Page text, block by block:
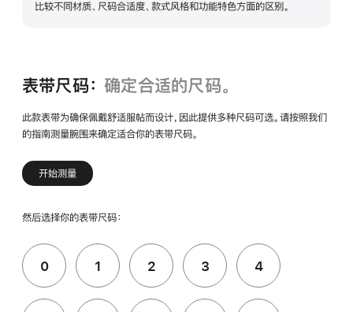
比较不同材质、尺码合适度、款式风格和功能特色方面的区别。
开
表带尺码： 确定合适的尺码。
此款表带为确保佩戴舒适服帖而设计，因此提供多种尺码可选。请按照我们
的指南测量腕围来确定适合你的表带尺码。
开始测量
然后选择你的表带尺码：
0 1 2 3 4